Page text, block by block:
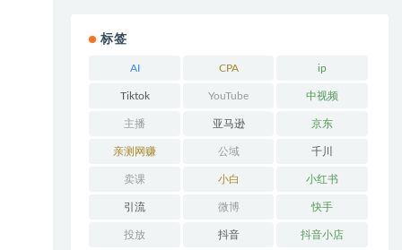
标签
AI CPA ip
Tiktok YouTube 中视频
主播 亚马逊 京东
亲测网赚 公域 千川
卖课 小白 小红书
引流 微博 快手
投放 抖音 抖音小店